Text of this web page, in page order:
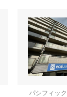
パシフィッ